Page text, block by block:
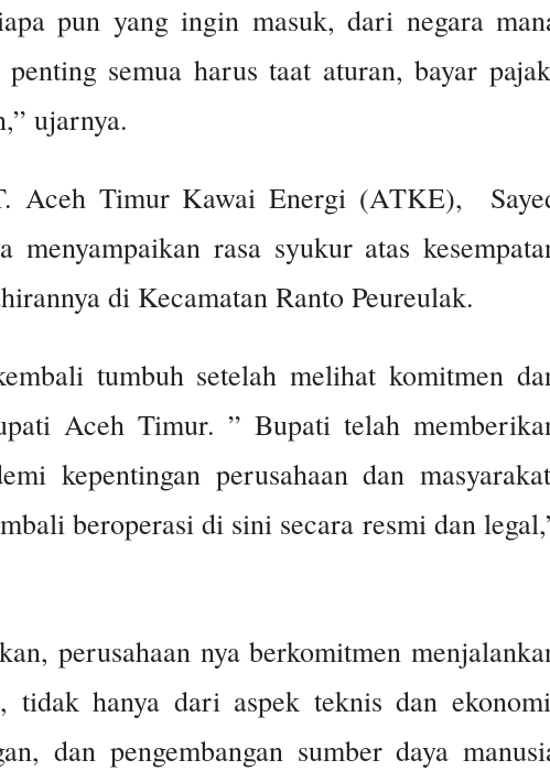
pun yang ingin masuk, dari negara
semua harus taat aturan, bayar
ujarnya.
Aceh Timur Kawai Energi (ATKE),
menyampaikan rasa syukur atas
di Kecamatan Ranto Peureulak.
tumbuh setelah melihat komitmen
Aceh Timur. ” Bupati telah
kepentingan perusahaan dan
beroperasi di sini secara resmi dan
perusahaan nya berkomitmen
tidak hanya dari aspek teknis dan
dan pengembangan sumber daya